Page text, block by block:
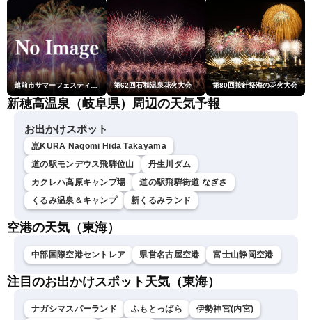
越前市サマーフェスティバル花火大会 第62回石和温泉花火大会 第80回按針祭海の花火大会
新穂高温泉（岐阜県）周辺の天気予報
お出かけスポット
嵓KURA Nagomi Hida Takayama
道の駅モンデウス飛騨位山
丹生川ダム
カクレハ高原キャンプ場
道の駅飛騨街道 なぎさ
くるみ温泉＆キャンプ
新くるみランド
空港の天気（東海）
中部国際空港セントレア 県営名古屋空港 富士山静岡空港
注目のお出かけスポット天気（東海）
ナガシマスパーランド ふもとっぱら 伊勢神宮(内宮)